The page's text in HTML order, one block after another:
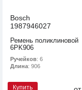
Bosch
1987946027
Ремень поликлиновой
6PK906
Ручейков: 6
Длина: 906
Купить